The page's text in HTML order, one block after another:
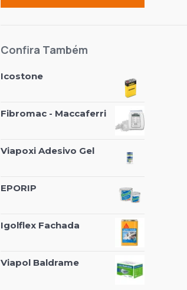
Confira Também
Icostone
Fibromac - Maccaferri
Viapoxi Adesivo Gel
EPORIP
Igolflex Fachada
Viapol Baldrame